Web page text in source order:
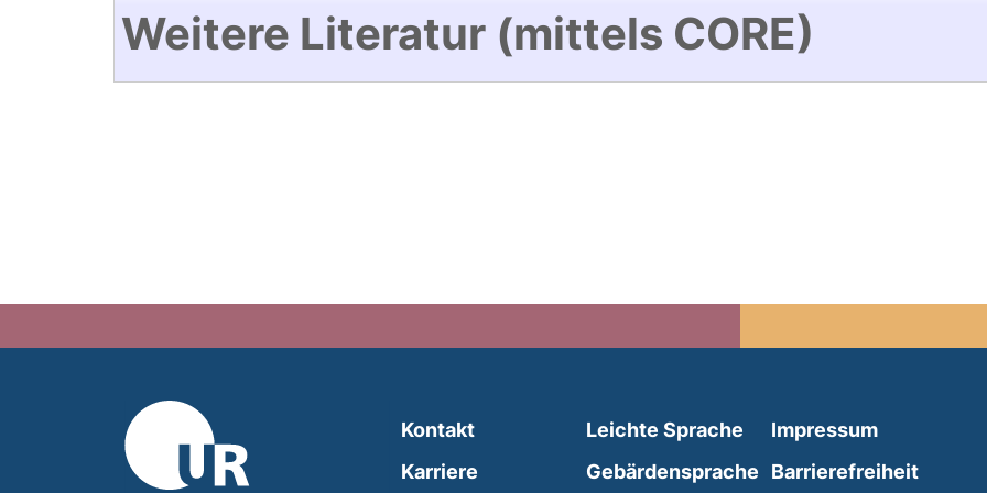
Weitere Literatur (mittels CORE)
Kontakt
Karriere
Leichte Sprache (external link, opens in a
Gebärdensprache (external link, opens in
Impressum
Barrierefreiheit